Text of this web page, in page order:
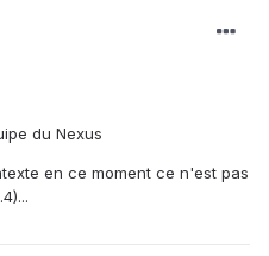
du Nexus
en ce moment ce n'est pas